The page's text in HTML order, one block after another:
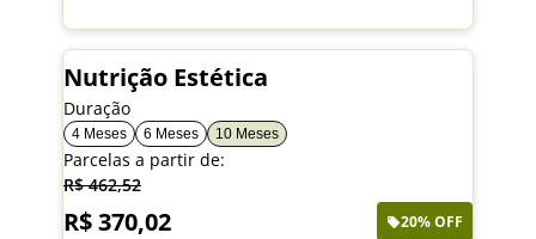
Nutrição Estética
Duração
4 Meses 6 Meses 10 Meses
Parcelas a partir de:
R$ 462,52
R$ 370,02 20% OFF